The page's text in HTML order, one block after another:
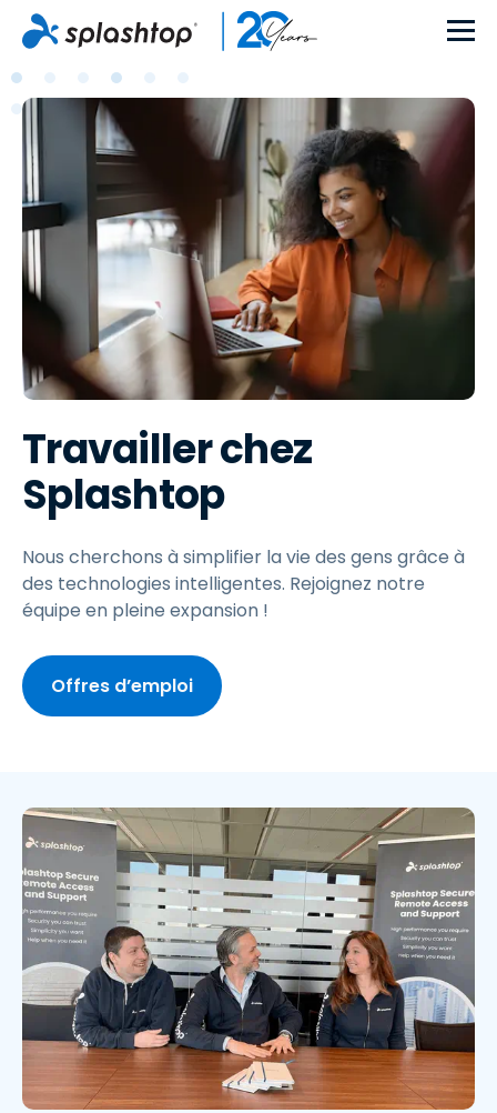
Travailler chez
Splashtop
Nous cherchons à simplifier la vie des gens grâce à
des technologies intelligentes. Rejoignez notre
équipe en pleine expansion !
Offres d’emploi